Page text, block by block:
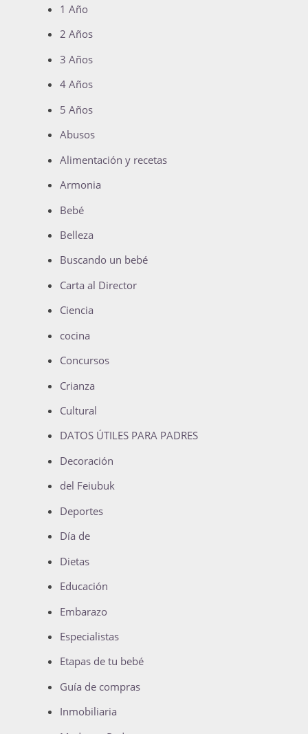
1 Año
2 Años
3 Años
4 Años
5 Años
Abusos
Alimentación y recetas
Armonia
Bebé
Belleza
Buscando un bebé
Carta al Director
Ciencia
cocina
Concursos
Crianza
Cultural
DATOS ÚTILES PARA PADRES
Decoración
del Feiubuk
Deportes
Día de
Dietas
Educación
Embarazo
Especialistas
Etapas de tu bebé
Guía de compras
Inmobiliaria